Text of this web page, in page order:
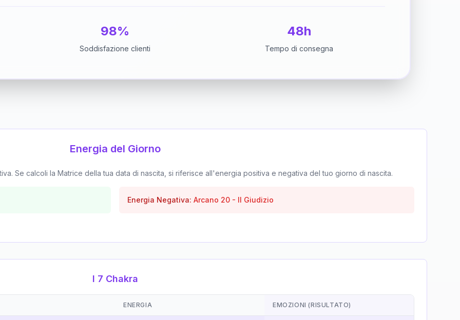
98%
Soddisfazione clienti
48h
Tempo di consegna
Energia del Giorno
Se calcoli la Matrice della tua data di nascita, si riferisce all'energia positiva e negativa del tuo giorno di nascita.
Energia Negativa: Arcano 20 - Il Giudizio
I 7 Chakra
ENERGIA EMOZIONI (RISULTATO)